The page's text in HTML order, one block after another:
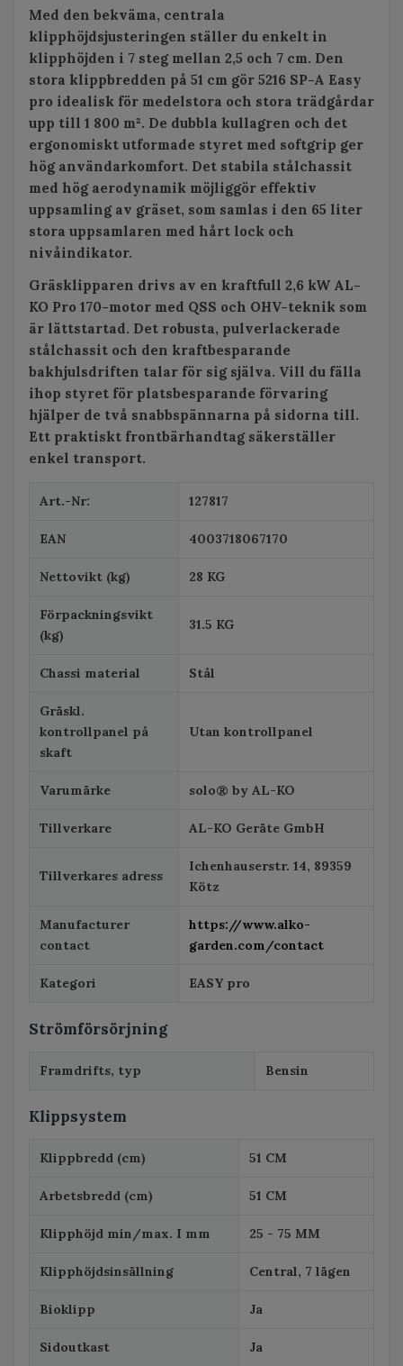
Med den bekväma, centrala
klipphöjdsjusteringen ställer du enkelt in
klipphöjden i 7 steg mellan 2,5 och 7 cm. Den
stora klippbredden på 51 cm gör 5216 SP-A Easy
pro idealisk för medelstora och stora trädgårdar
upp till 1 800 m². De dubbla kullagren och det
ergonomiskt utformade styret med softgrip ger
hög användarkomfort. Det stabila stålchassit
med hög aerodynamik möjliggör effektiv
uppsamling av gräset, som samlas i den 65 liter
stora uppsamlaren med hårt lock och
nivåindikator.
Gräsklipparen drivs av en kraftfull 2,6 kW AL-
KO Pro 170-motor med QSS och OHV-teknik som
är lättstartad. Det robusta, pulverlackerade
stålchassit och den kraftbesparande
bakhjulsdriften talar för sig själva. Vill du fälla
ihop styret för platsbesparande förvaring
hjälper de två snabbspännarna på sidorna till.
Ett praktiskt frontbärhandtag säkerställer
enkel transport.
Art.-Nr: 127817
EAN 4003718067170
Nettovikt (kg) 28 KG
Förpackningsvikt
(kg)
31.5 KG
Chassi material Stål
Gräskl.
kontrollpanel på
skaft
Utan kontrollpanel
Varumärke solo® by AL-KO
Tillverkare AL-KO Geräte GmbH
Tillverkares adress
Ichenhauserstr. 14, 89359
Kötz
Manufacturer
contact
https://www.alko-
garden.com/contact
Kategori EASY pro
Strömförsörjning
Framdrifts, typ Bensin
Klippsystem
Klippbredd (cm) 51 CM
Arbetsbredd (cm) 51 CM
Klipphöjd min/max. I mm 25 - 75 MM
Klipphöjdsinsällning Central, 7 lägen
Bioklipp Ja
Sidoutkast Ja